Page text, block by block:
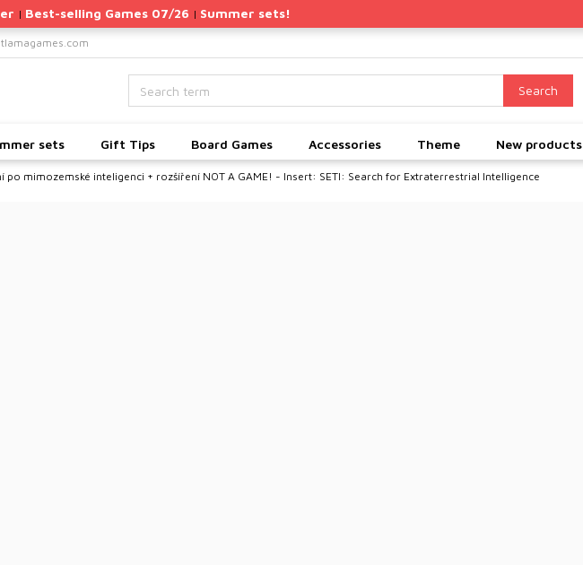
| Best-selling Games 07/26 | Summer sets!
Search
sets Gift Tips Board Games Accessories Theme New products
po mimozemské inteligenci + rozšíření NOT A GAME! - Insert: SETI: Search for Extraterrestrial Intelligence